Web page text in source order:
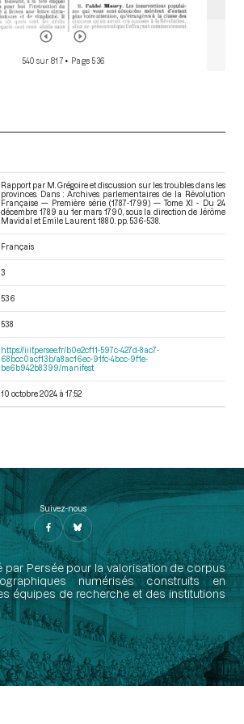
540 sur 817 • Page 536
Rapport par M. Grégoire et discussion sur les troubles dans les
provinces. Dans : Archives parlementaires de la Révolution
Française — Première série (1787-1799) — Tome XI - Du 24
décembre 1789 au 1er mars 1790 , sous la direction de Jérôme
Mavidal et Emile Laurent. 1880. pp. 536-538.
Français
3
536
538
https://iiif.persee.fr/b0e2cf11-597c-427d-8ac7-
68bcc0acf13b/a8ac16ec-91fc-4bcc-9f1e-
be6b942b8399/manifest
10 octobre 2024 à 17:52
Suivez-nous
par Persée pour la valorisation de corpus
numérisés construits en
équipes de recherche et des institutions